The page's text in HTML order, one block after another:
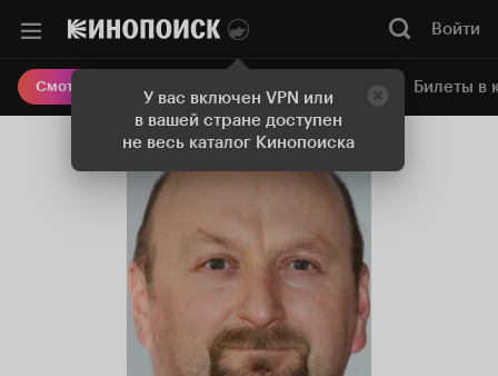
У вас включен VPN или
в вашей стране доступен
не весь каталог Кинопоиска
Войти
Смотреть кино Онлайн-кинотеатр Билеты в